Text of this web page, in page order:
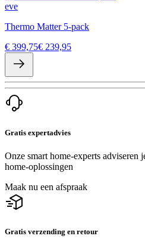
eve
Thermo Matter 5-pack
€ 399,75€ 239,95
Gratis expertadvies
Onze smart home-experts adviseren
home-oplossingen
Maak nu een afspraak
Gratis verzending en retour